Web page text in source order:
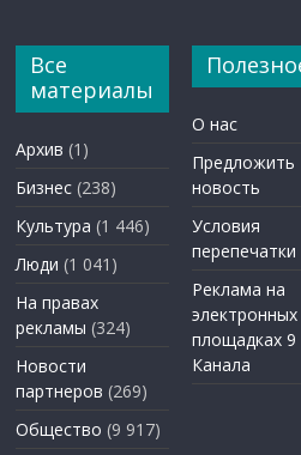
Все
материалы
Архив (1)
Бизнес (238)
Культура (1 446)
Люди (1 041)
На правах
рекламы (324)
Новости
партнеров (269)
Общество (9 917)
О нас
Предложить
новость
Условия
перепечатки
Реклама на
электронных
площадках 9
Канала